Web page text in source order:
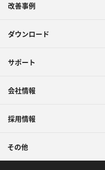
改善事例
ダウンロード
サポート
会社情報
採用情報
その他